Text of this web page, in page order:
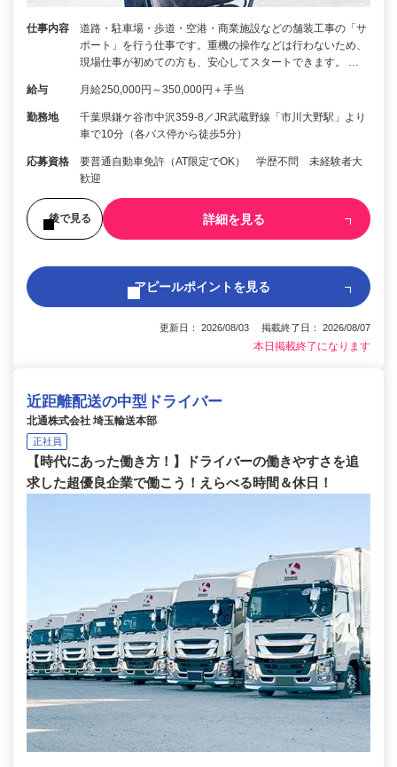
仕事内容
道路・駐車場・歩道・空港・商業施設などの舗装工事の「サ
ポート」を行う仕事です。重機の操作などは行わないため、
現場仕事が初めての方も、安心してスタートできます。 …
給与 月給250,000円～350,000円＋手当
勤務地
千葉県鎌ケ谷市中沢359-8／JR武蔵野線「市川大野駅」より
車で10分（各バス停から徒歩5分）
応募資格
要普通自動車免許（AT限定でOK） 学歴不問 未経験者大
歓迎
後で見る 詳細を見る
アピールポイントを見る
更新日： 2026/08/03 掲載終了日： 2026/08/07
本日掲載終了になります
近距離配送の中型ドライバー
北通株式会社 埼玉輸送本部
正社員
【時代にあった働き方！】ドライバーの働きやすさを追
求した超優良企業で働こう！えらべる時間＆休日！